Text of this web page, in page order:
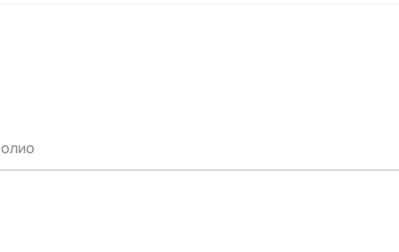
вы зачисляетесь/уже зачислены в качестве